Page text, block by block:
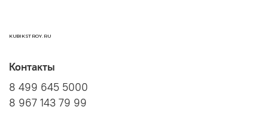
KUBIKSTROY.RU
Контакты
8 499 645 5000
8 967 143 79 99